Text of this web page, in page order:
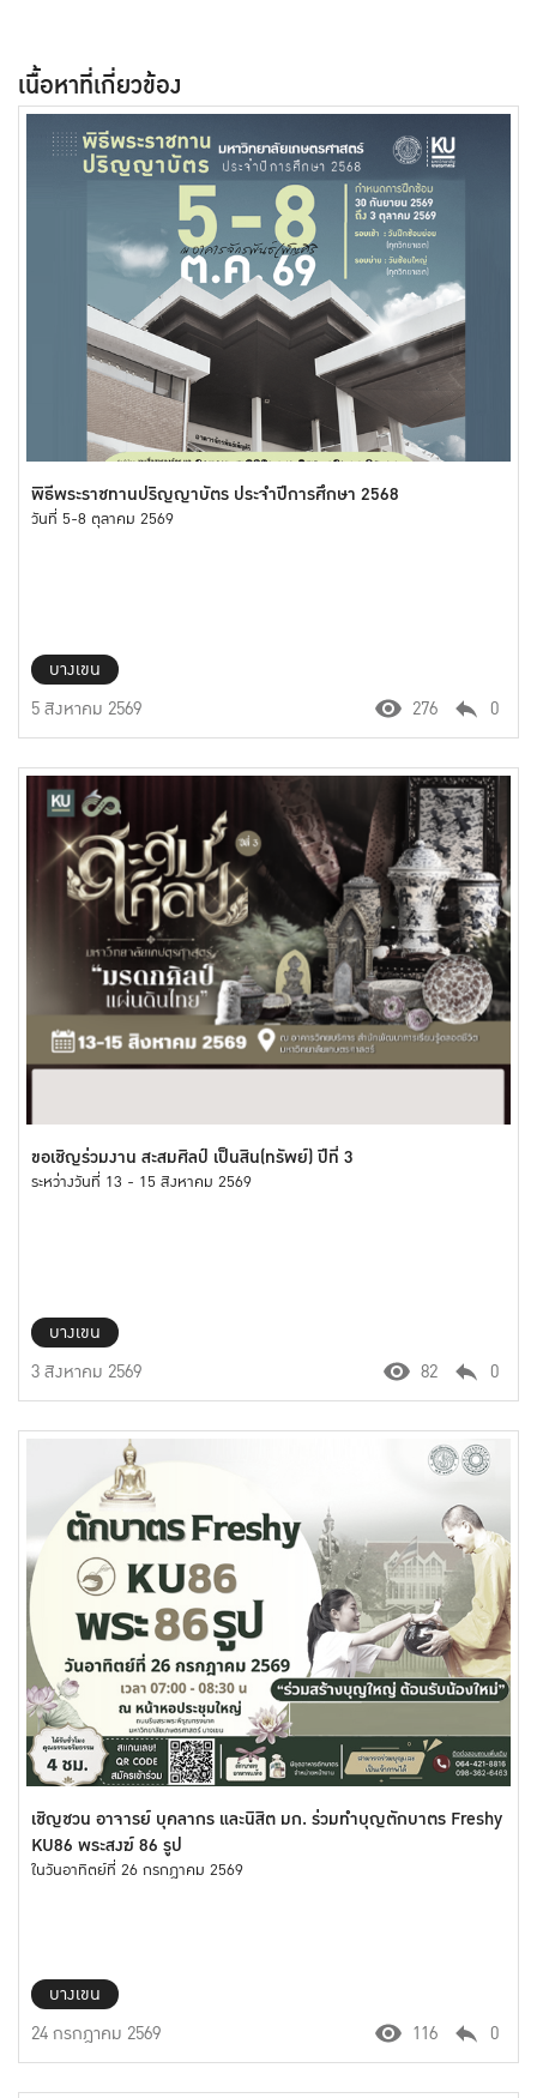
เนื้อหาที่เกี่ยวข้อง
พิธีพระราชทานปริญญาบัตร ประจำปีการศึกษา 2568
วันที่ 5-8 ตุลาคม 2569
บางเขน
5 สิงหาคม 2569
276 0
ขอเชิญร่วมงาน สะสมศิลป์ เป็นสิน(ทรัพย์) ปีที่ 3
ระหว่างวันที่ 13 - 15 สิงหาคม 2569
บางเขน
3 สิงหาคม 2569
82 0
เชิญชวน อาจารย์ บุคลากร และนิสิต มก. ร่วมทำบุญตักบาตร Freshy
KU86 พระสงฆ์ 86 รูป
ในวันอาทิตย์ที่ 26 กรกฎาคม 2569
บางเขน
24 กรกฎาคม 2569
116 0